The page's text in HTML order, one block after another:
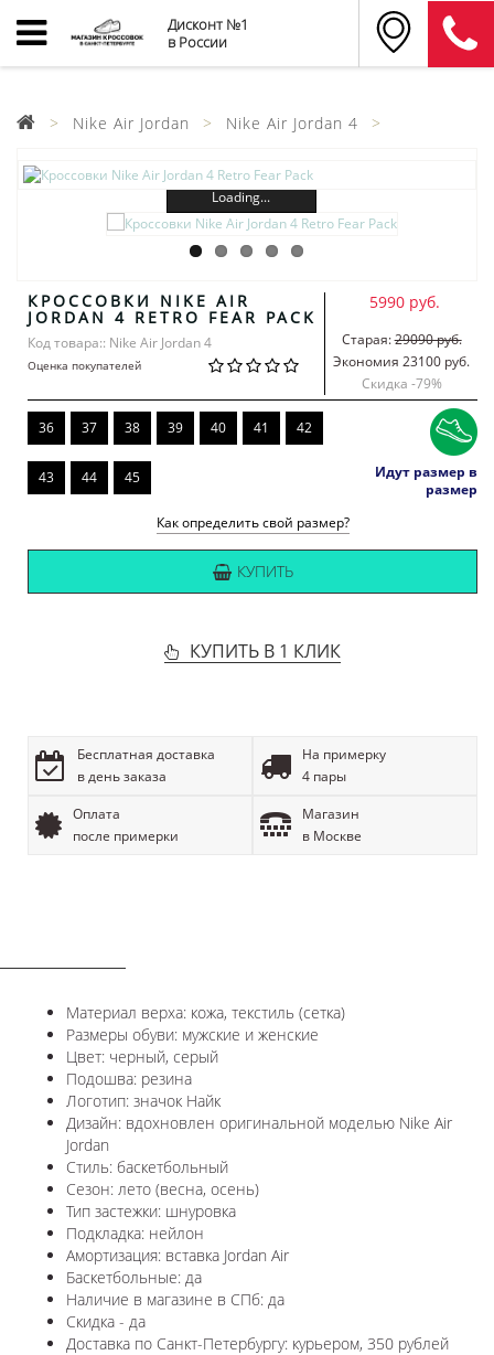
Дисконт №1
в России
Nike Air Jordan Nike Air Jordan 4
Loading...
КРОССОВКИ NIKE AIR
JORDAN 4 RETRO FEAR PACK
Код товара:: Nike Air Jordan 4
Оценка покупателей
5990 руб.
Старая:29090 руб.
Экономия 23100 руб.
Скидка -79%
36 37 38 39 40 41 42
43 44 45
Идут размер в
размер
Как определить свой размер?
КУПИТЬ
КУПИТЬ В 1 КЛИК
Бесплатная доставка
в день заказа
На примерку
4 пары
Оплата
после примерки
Магазин
в Москве
Материал верха: кожа, текстиль (сетка)
Размеры обуви: мужские и женские
Цвет: черный, серый
Подошва: резина
Логотип: значок Найк
Дизайн: вдохновлен оригинальной моделью Nike Air
Jordan
Стиль: баскетбольный
Сезон: лето (весна, осень)
Тип застежки: шнуровка
Подкладка: нейлон
Амортизация: вставка Jordan Air
Баскетбольные: да
Наличие в магазине в СПб: да
Скидка - да
Доставка по Санкт-Петербургу: курьером, 350 рублей